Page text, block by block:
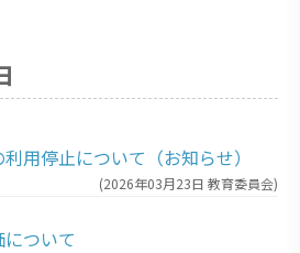
用停止について（お知らせ）
(2026年03月23日 教育委員会)
ついて